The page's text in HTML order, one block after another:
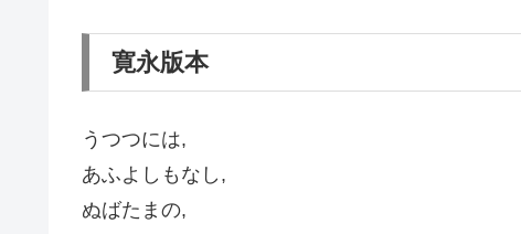
寛永版本
うつつには,
あふよしもなし,
ぬばたまの,